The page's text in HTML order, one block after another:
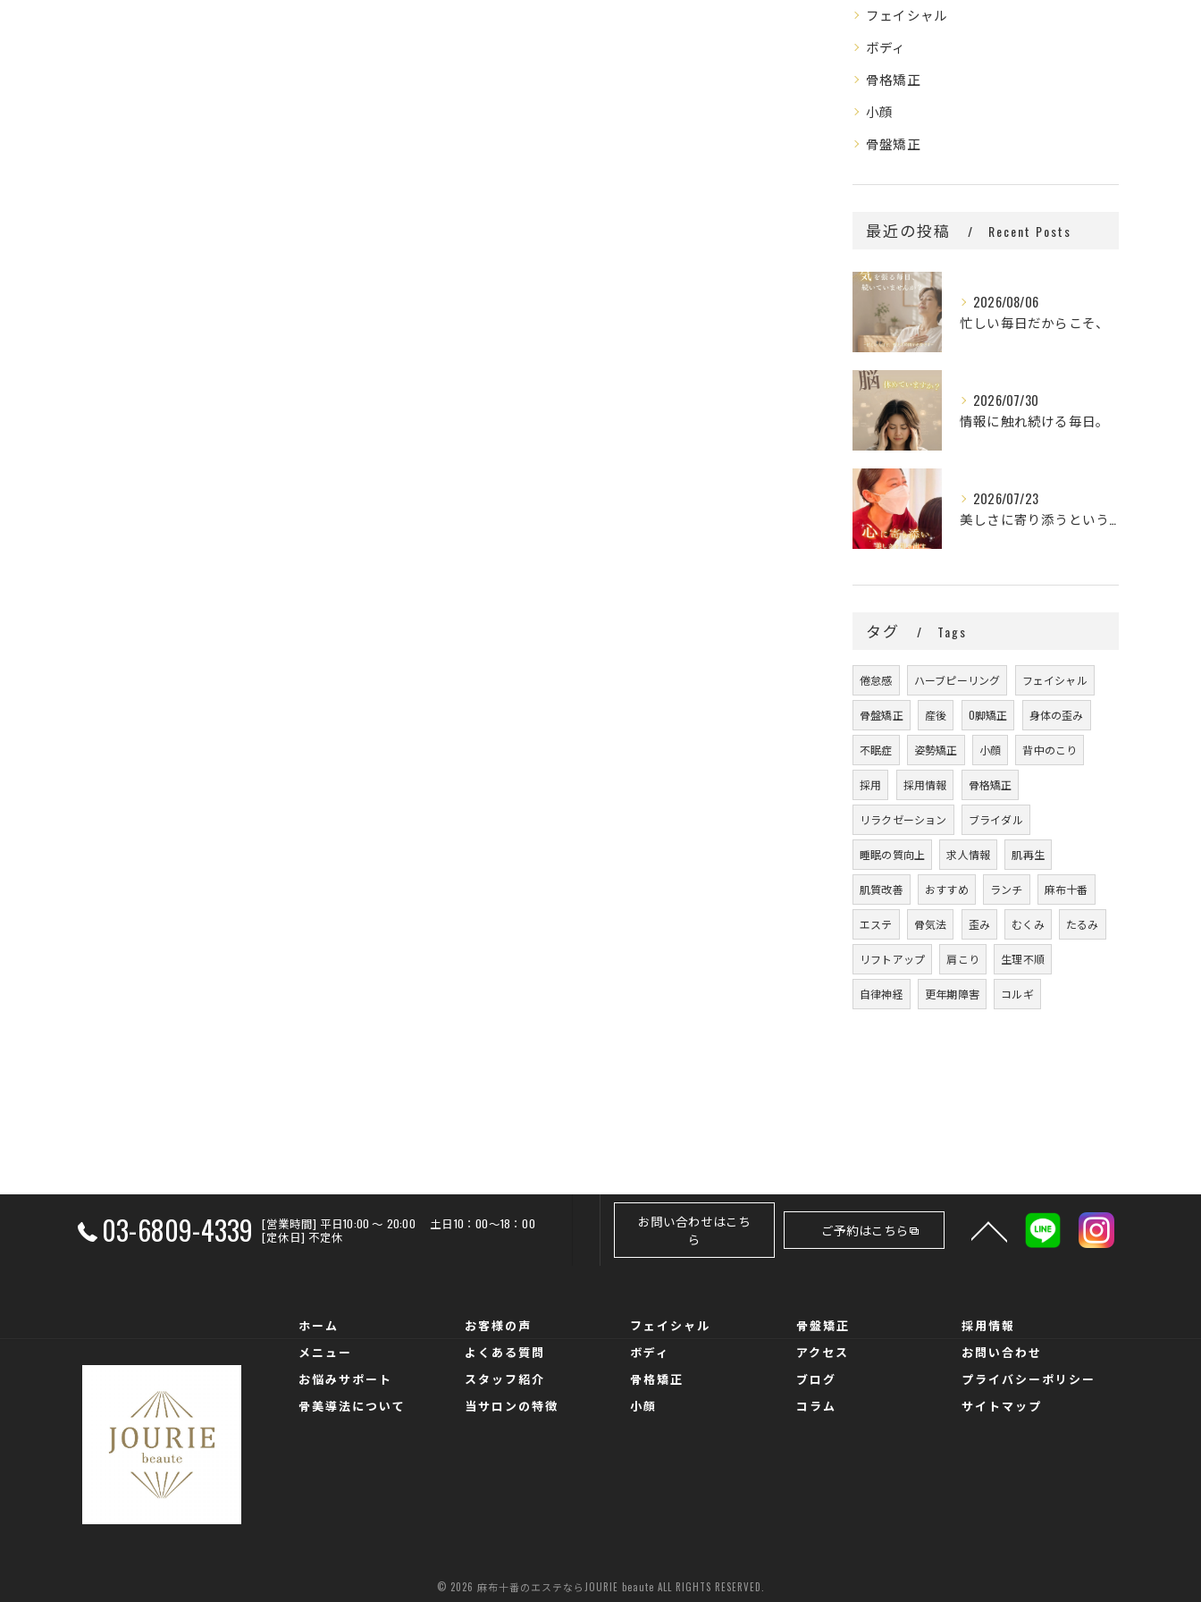
フェイシャル
ボディ
骨格矯正
小顔
骨盤矯正
最近の投稿 Recent Posts
2026/08/06
忙しい毎日だからこそ、
2026/07/30
情報に触れ続ける毎日。
2026/07/23
美しさに寄り添うということ。
タグ Tags
倦怠感 ハーブピーリング フェイシャル
骨盤矯正 産後 O脚矯正 身体の歪み
不眠症 姿勢矯正 小顔 背中のこり
採用 採用情報 骨格矯正
リラクゼーション ブライダル
睡眠の質向上 求人情報 肌再生
肌質改善 おすすめ ランチ 麻布十番
エステ 骨気法 歪み むくみ たるみ
リフトアップ 肩こり 生理不順
自律神経 更年期障害 コルギ
03-6809-4339 [営業時間] 平日10:00 〜 20:00 土日10：00～18：00
[定休日] 不定休
お問い合わせはこち
ら
ご予約はこちら
ホーム
メニュー
お悩みサポート
骨美導法について
お客様の声
よくある質問
スタッフ紹介
当サロンの特徴
フェイシャル
ボディ
骨格矯正
小顔
骨盤矯正
アクセス
ブログ
コラム
採用情報
お問い合わせ
プライバシーポリシー
サイトマップ
© 2026 麻布十番のエステならJOURIE beaute ALL RIGHTS RESERVED.